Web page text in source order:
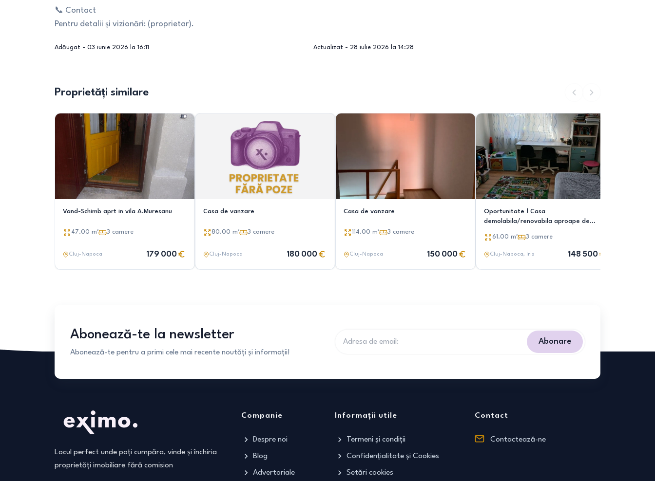
📞 Contact
Pentru detalii și vizionări: (proprietar).
Adăugat - 03 iunie 2026 la 16:11 Actualizat - 28 iulie 2026 la 14:28
Proprietăți similare
Vand-Schimb aprt in vila A.Muresanu
47.00 m² 3 camere
Cluj-Napoca 179 000
Casa de vanzare
80.00 m² 3 camere
Cluj-Napoca 180 000
Casa de vanzare
114.00 m² 3 camere
Cluj-Napoca 150 000
Oportunitate ! Casa
demolabila/renovabila aproape de
61.00 m² 3 camere
Cluj-Napoca, Iris 148 500
Abonează-te la newsletter
Abonează-te pentru a primi cele mai recente noutăți și informații!
Abonare
Locul perfect unde poți cumpăra, vinde și închiria
proprietăți imobiliare fără comision
Companie
Despre noi
Blog
Advertoriale
Informații utile
Termeni și condiții
Confidențialitate și Cookies
Setări cookies
Contact
Contactează-ne